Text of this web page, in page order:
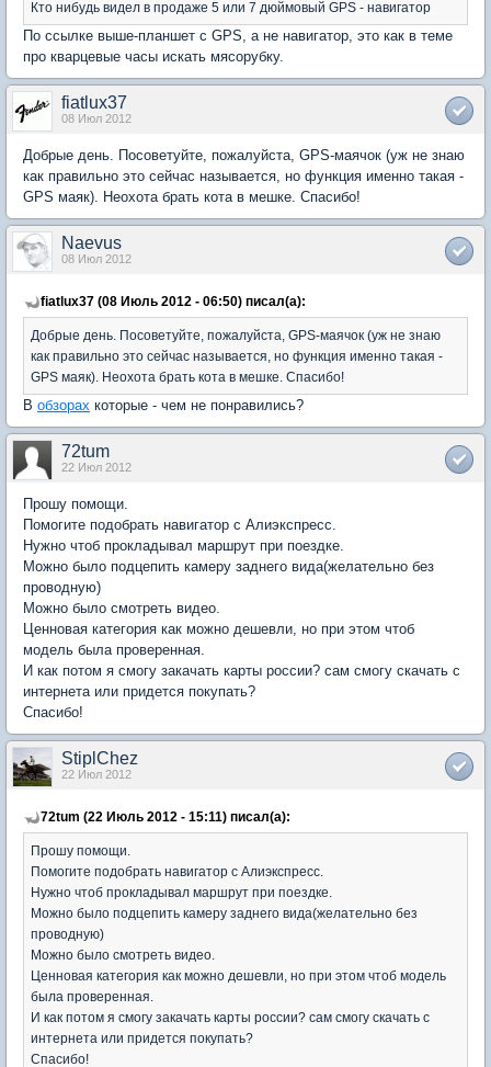
Кто нибудь видел в продаже 5 или 7 дюймовый GPS - навигатор
По ссылке выше-планшет с GPS, а не навигатор, это как в теме
про кварцевые часы искать мясорубку.
fiatlux37
08 Июл 2012
Добрые день. Посоветуйте, пожалуйста, GPS-маячок (уж не знаю
как правильно это сейчас называется, но функция именно такая -
GPS маяк). Неохота брать кота в мешке. Спасибо!
Naevus
08 Июл 2012
fiatlux37 (08 Июль 2012 - 06:50) писал(а):
Добрые день. Посоветуйте, пожалуйста, GPS-маячок (уж не знаю
как правильно это сейчас называется, но функция именно такая -
GPS маяк). Неохота брать кота в мешке. Спасибо!
В обзорах которые - чем не понравились?
72tum
22 Июл 2012
Прошу помощи.
Помогите подобрать навигатор с Алиэкспресс.
Нужно чтоб прокладывал маршрут при поездке.
Можно было подцепить камеру заднего вида(желательно без
проводную)
Можно было смотреть видео.
Ценновая категория как можно дешевли, но при этом чтоб
модель была проверенная.
И как потом я смогу закачать карты россии? сам смогу скачать с
интернета или придется покупать?
Спасибо!
StiplChez
22 Июл 2012
72tum (22 Июль 2012 - 15:11) писал(а):
Прошу помощи.
Помогите подобрать навигатор с Алиэкспресс.
Нужно чтоб прокладывал маршрут при поездке.
Можно было подцепить камеру заднего вида(желательно без
проводную)
Можно было смотреть видео.
Ценновая категория как можно дешевли, но при этом чтоб модель
была проверенная.
И как потом я смогу закачать карты россии? сам смогу скачать с
интернета или придется покупать?
Спасибо!